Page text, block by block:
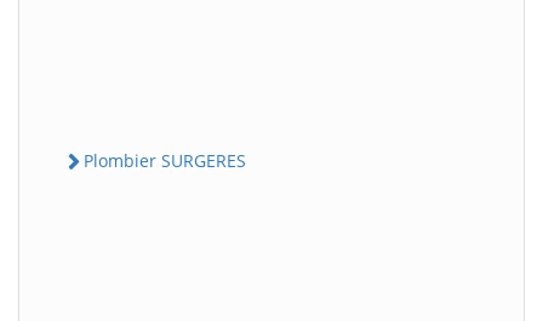
Plombier SURGERES